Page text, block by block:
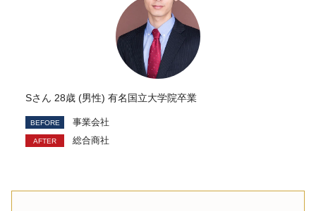
Sさん 28歳 (男性) 有名国立大学院卒業
事業会社
総合商社